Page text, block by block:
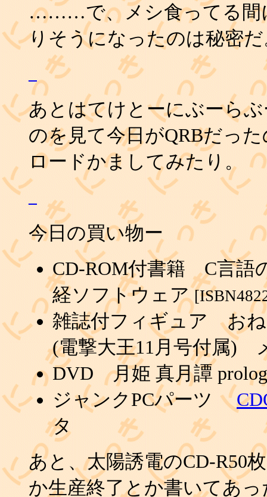
………で、メシ食ってる間
りそうになったのは秘密
あとはてけとーにぶーら
のを見て今日がQRBだっ
ロードかましてみたり。
今日の買い物ー
CD-ROM付書籍 C言語
経ソフトウェア
雑誌付フィギュア お
(電撃大王11月号付属)
DVD 月姫 真月譚
ジャンクPCパーツ
タ
あと、太陽誘電のCD-R50
か生産終了とか書いてあ